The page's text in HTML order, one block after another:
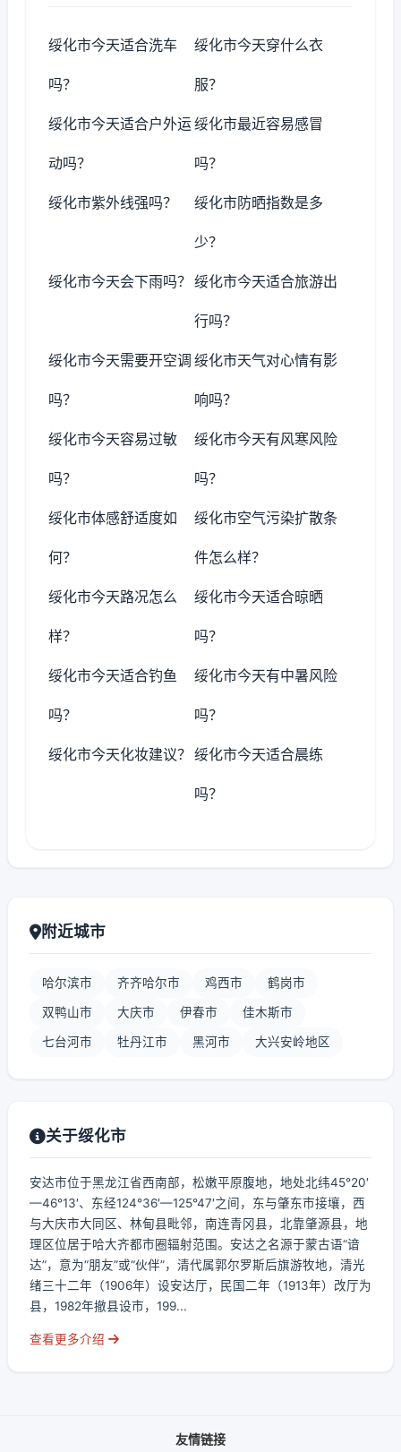
绥化市今天适合洗车
吗？
绥化市今天穿什么衣
服？
绥化市今天适合户外运
动吗？
绥化市最近容易感冒
吗？
绥化市紫外线强吗？ 绥化市防晒指数是多
少？
绥化市今天会下雨吗？ 绥化市今天适合旅游出
行吗？
绥化市今天需要开空调
吗？
绥化市天气对心情有影
响吗？
绥化市今天容易过敏
吗？
绥化市今天有风寒风险
吗？
绥化市体感舒适度如
何？
绥化市空气污染扩散条
件怎么样？
绥化市今天路况怎么
样？
绥化市今天适合晾晒
吗？
绥化市今天适合钓鱼
吗？
绥化市今天有中暑风险
吗？
绥化市今天化妆建议？ 绥化市今天适合晨练
吗？
附近城市
哈尔滨市 齐齐哈尔市 鸡西市 鹤岗市
双鸭山市 大庆市 伊春市 佳木斯市
七台河市 牡丹江市 黑河市 大兴安岭地区
关于绥化市
安达市位于黑龙江省西南部，松嫩平原腹地，地处北纬45°20′
—46°13′、东经124°36′—125°47′之间，东与肇东市接壤，西
与大庆市大同区、林甸县毗邻，南连青冈县，北靠肇源县，地
理区位居于哈大齐都市圈辐射范围。安达之名源于蒙古语“谙
达”，意为“朋友”或“伙伴”，清代属郭尔罗斯后旗游牧地，清光
绪三十二年（1906年）设安达厅，民国二年（1913年）改厅为
县，1982年撤县设市，199...
查看更多介绍
友情链接